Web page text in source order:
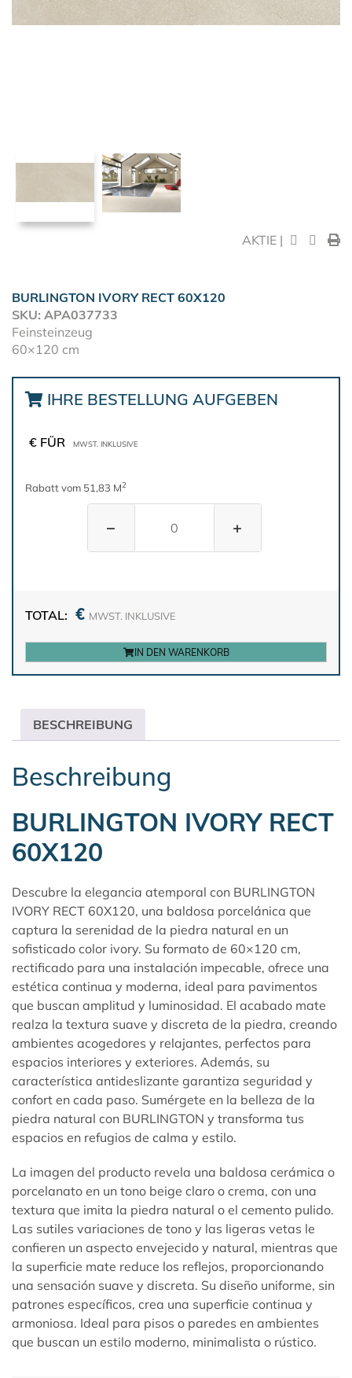
AKTIE |
BURLINGTON IVORY RECT 60X120
SKU: APA037733
Feinsteinzeug
60×120 cm
IHRE BESTELLUNG AUFGEBEN
€ FÜR MWST. INKLUSIVE
Rabatt vom 51,83 M2
− +
TOTAL: € MWST. INKLUSIVE
IN DEN WARENKORB
BESCHREIBUNG
Beschreibung
BURLINGTON IVORY RECT
60X120
Descubre la elegancia atemporal con BURLINGTON
IVORY RECT 60X120, una baldosa porcelánica que
captura la serenidad de la piedra natural en un
sofisticado color ivory. Su formato de 60×120 cm,
rectificado para una instalación impecable, ofrece una
estética continua y moderna, ideal para pavimentos
que buscan amplitud y luminosidad. El acabado mate
realza la textura suave y discreta de la piedra, creando
ambientes acogedores y relajantes, perfectos para
espacios interiores y exteriores. Además, su
característica antideslizante garantiza seguridad y
confort en cada paso. Sumérgete en la belleza de la
piedra natural con BURLINGTON y transforma tus
espacios en refugios de calma y estilo.
La imagen del producto revela una baldosa cerámica o
porcelanato en un tono beige claro o crema, con una
textura que imita la piedra natural o el cemento pulido.
Las sutiles variaciones de tono y las ligeras vetas le
confieren un aspecto envejecido y natural, mientras que
la superficie mate reduce los reflejos, proporcionando
una sensación suave y discreta. Su diseño uniforme, sin
patrones específicos, crea una superficie continua y
armoniosa. Ideal para pisos o paredes en ambientes
que buscan un estilo moderno, minimalista o rústico.